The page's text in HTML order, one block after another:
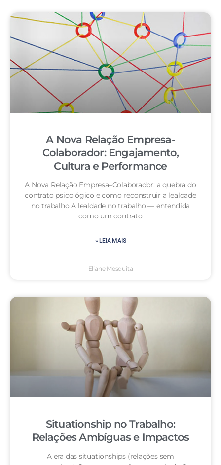
A Nova Relação Empresa-
Colaborador: Engajamento,
Cultura e Performance
A Nova Relação Empresa–Colaborador: a quebra do
contrato psicológico e como reconstruir a lealdade
no trabalho A lealdade no trabalho — entendida
como um contrato
» LEIA MAIS
Eliane Mesquita
Situationship no Trabalho:
Relações Ambíguas e Impactos
A era das situationships (relações sem